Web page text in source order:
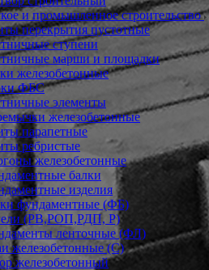
и промышленное строительство
перекрытия пустотные
ступени
марши и площадки
железобетонные
ФБС
элементы
железобетонные
парапетные
ребристые
железобетонные
балки
изделия
фундаментные (ФБ)
(РВ,РОП,РДП, Р)
ленточные (ФЛ)
железобетонные (С)
железобетонный